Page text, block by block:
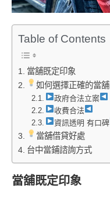
Table of Contents
當舖既定印象
如何選擇正確的當舖
政府合法立案
收費合法
資訊透明 有口碑
當舖借貸好處
台中當鋪諮詢方式
當舖既定印象